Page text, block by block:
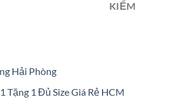
KIẾM
Hải Phòng
Tặng 1 Đủ Size Giá Rẻ HCM